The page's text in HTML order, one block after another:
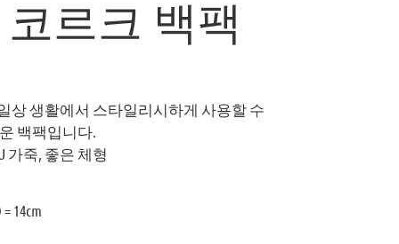
르크 백팩
상 생활에서 스타일리시하게 사용할 수
백팩입니다.
가죽, 좋은 체형
14cm